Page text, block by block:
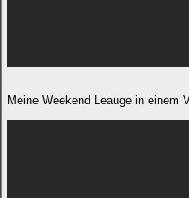
Meine Weekend Leauge in einem